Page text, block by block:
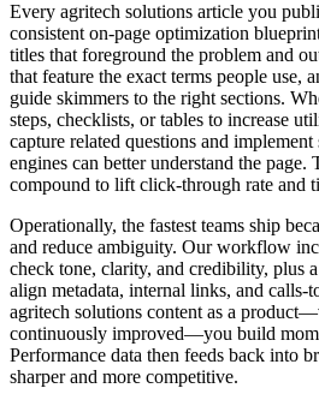
Every agritech solutions article you
consistent on‑page optimization
titles that foreground the problem and
that feature the exact terms people use,
guide skimmers to the right sections.
steps, checklists, or tables to increase
capture related questions and implement
engines can better understand the page.
compound to lift click‑through rate and
Operationally, the fastest teams ship
and reduce ambiguity. Our workflow
check tone, clarity, and credibility, plus
align metadata, internal links, and
agritech solutions content as a
continuously improved—you build
Performance data then feeds back into
sharper and more competitive.